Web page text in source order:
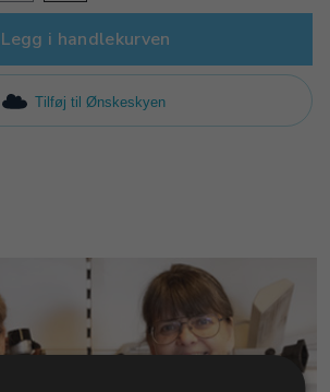
Legg i handlekurven
Tilføj til Ønskeskyen